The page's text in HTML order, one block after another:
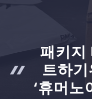
패키지
트하
‘휴머노